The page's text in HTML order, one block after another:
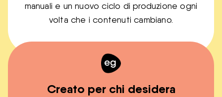
manuali e un nuovo ciclo di produzione ogni
volta che i contenuti cambiano.
Creato per chi desidera